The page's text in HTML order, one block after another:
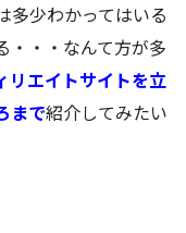
多少わかってはいる
・・・なんて方が多
リエイトサイトを立
まで紹介してみたい